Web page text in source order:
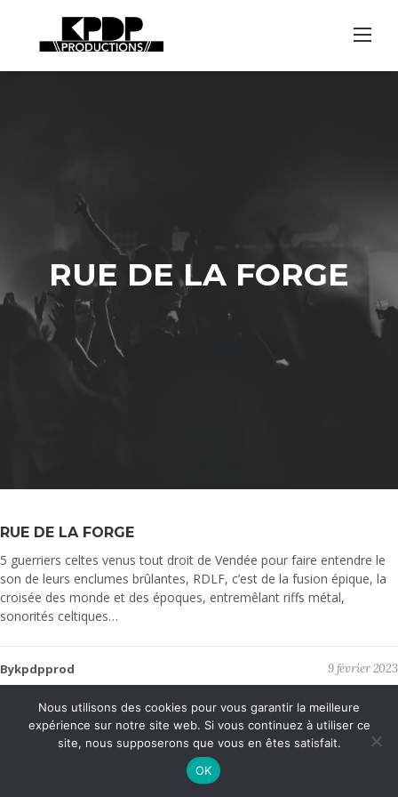
content
RUE DE LA FORGE
RUE DE LA FORGE
5 guerriers celtes venus tout droit de Vendée pour faire entendre le
son de leurs enclumes brûlantes, RDLF, c’est de la fusion épique, la
croisée des monde et des époques, entremêlant riffs métal,
sonorités celtiques…
Bykpdpprod 9 février 2023
KPDP Productions © 2025 - Tous droits réservés | Mentions légales |
Politique de confidentialité| Développement et graphisme : Anthony
MOURIER
Nous utilisons des cookies pour vous garantir la meilleure
expérience sur notre site web. Si vous continuez à utiliser ce
site, nous supposerons que vous en êtes satisfait.
OK